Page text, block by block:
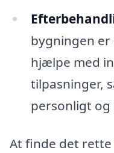
bygningen
hjælpe med
tilpasninger,
personligt
At finde det